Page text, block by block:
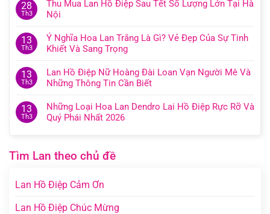
28
Th3
Thu Mua Lan Hồ Điệp Sau Tết Số Lượng Lớn Tại Hà
Nội
13
Th3
Ý Nghĩa Hoa Lan Trắng Là Gì? Vẻ Đẹp Của Sự Tinh
Khiết Và Sang Trọng
13
Th3
Lan Hồ Điệp Nữ Hoàng Đài Loan Vạn Người Mê Và
Những Thông Tin Cần Biết
13
Th3
Những Loại Hoa Lan Dendro Lai Hồ Điệp Rực Rỡ Và
Quý Phái Nhất 2026
Tìm Lan theo chủ đề
Lan Hồ Điệp Cảm Ơn
Lan Hồ Điệp Chúc Mừng